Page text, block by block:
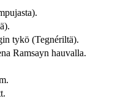
tykö (Tegnériltä).
Ramsayn hauvalla.